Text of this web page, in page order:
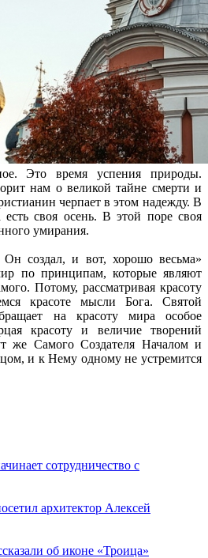
Это время успения природы.
нам о великой тайне смерти и
черпает в этом надежду. В
своя осень. В этой поре своя
умирания.
создал, и вот, хорошо весьма»
по принципам, которые являют
Потому, рассматривая красоту
красоте мысли Бога. Святой
на красоту мира особое
красоту и величие творений
же Самого Создателя Началом и
и к Нему одному не устремится
сотрудничество с
архитектор Алексей
об иконе «Троица»